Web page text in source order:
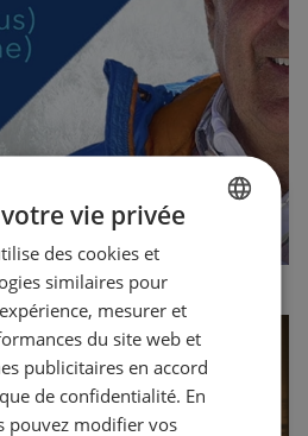
: Qui est Louis
vie privée
des cookies et
similaires pour
mesurer et
du site web et
publicitaires en accord
de confidentialité. En
pouvez modifier vos